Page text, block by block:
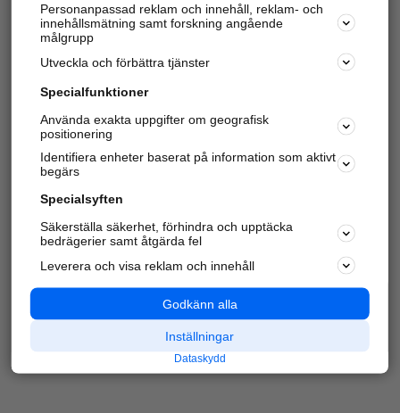
Har du redan verifierat ditt företag? Logga in
Varje vecka besöker du och4 miljoner
andra
härliga användare oss för att hitta rätt lokal
information om företag, privatpersoner och
platser.
Personanpassad reklam och innehåll, reklam- och
innehållsmätning samt forskning angående
målgrupp
Utveckla och förbättra tjänster
Specialfunktioner
Använda exakta uppgifter om geografisk
positionering
Identifiera enheter baserat på information som aktivt
begärs
Specialsyften
Säkerställa säkerhet, förhindra och upptäcka
bedrägerier samt åtgärda fel
Leverera och visa reklam och innehåll
Godkänn alla
Inställningar
Dataskydd